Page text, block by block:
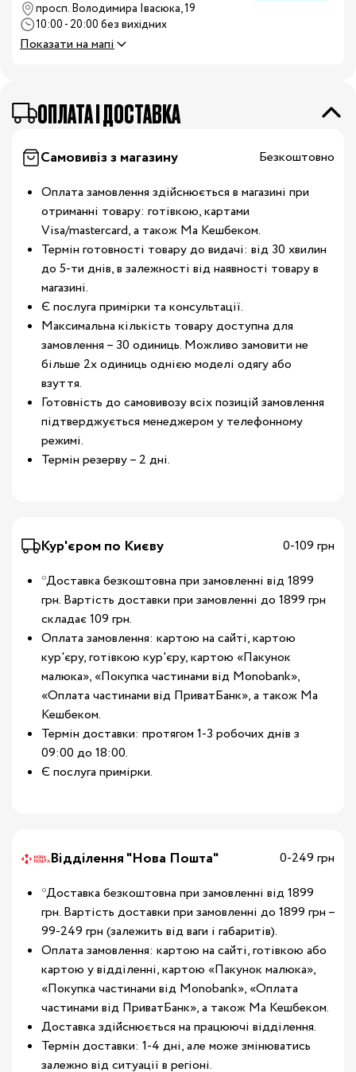
просп. Володимира Івасюка, 19
10:00 - 20:00 без вихідних
Показати на мапі
OПЛАТА І ДОСТАВКА
Самовивіз з магазину
Безкоштовно
Оплата замовлення здійснюється в магазині при
отриманні товару: готівкою, картами
Visa/mastercard, а також Ма Кешбеком.
Термін готовності товару до видачі: від 30 хвилин
до 5-ти днів, в залежності від наявності товару в
магазині.
Є послуга примірки та консультації.
Максимальна кількість товару доступна для
замовлення – 30 одиниць. Можливо замовити не
більше 2х одиниць однією моделі одягу або
взуття.
Готовність до самовивозу всіх позицій замовлення
підтверджується менеджером у телефонному
режимі.
Термін резерву – 2 дні.
Кур'єром по Києву
0-109 грн
*Доставка безкоштовна при замовленні від 1899
грн. Вартість доставки при замовленні до 1899 грн
складає 109 грн.
Оплата замовлення: картою на сайті, картою
кур'єру, готівкою кур'єру, картою «Пакунок
малюка», «Покупка частинами від Monobank»,
«Оплата частинами від ПриватБанк», а також Ма
Кешбеком.
Термін доставки: протягом 1-3 робочих днів з
09:00 до 18:00.
Є послуга примірки.
Відділення "Нова Пошта"
0-249 грн
*Доставка безкоштовна при замовленні від 1899
грн. Вартість доставки при замовленні до 1899 грн –
99-249 грн (залежить від ваги і габаритів).
Оплата замовлення: картою на сайті, готівкою або
картою у відділенні, картою «Пакунок малюка»,
«Покупка частинами від Monobank», «Оплата
частинами від ПриватБанк», а також Ма Кешбеком.
Доставка здійснюється на працюючі відділення.
Термін доставки: 1-4 дні, але може змінюватись
залежно від ситуації в регіоні.